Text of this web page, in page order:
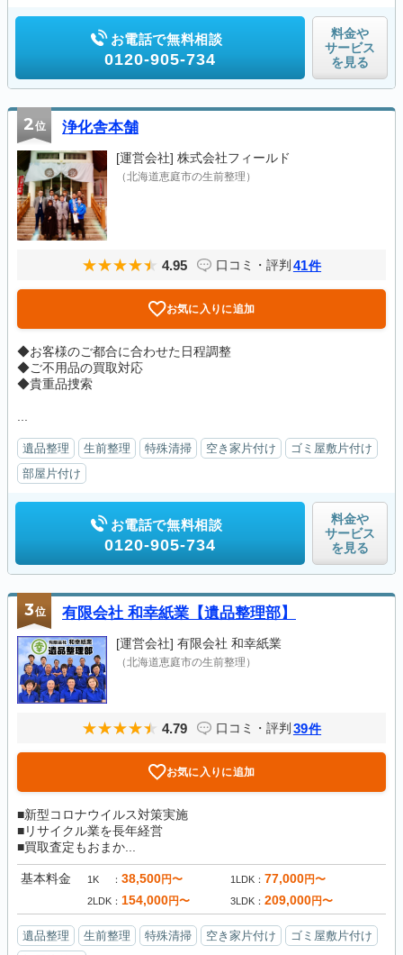
お電話で無料相談
0120-905-734
料金や
サービス
を見る
2位 浄化舎本舗
[運営会社] 株式会社フィールド
（北海道恵庭市の生前整理）
4.95 口コミ・評判 41件
お気に入りに追加
◆お客様のご都合に合わせた日程調整
◆ご不用品の買取対応
◆貴重品捜索
遺品整理 生前整理 特殊清掃 空き家片付け
ゴミ屋敷片付け
部屋片付け
お電話で無料相談
0120-905-734
料金や
サービス
を見る
3位 有限会社 和幸紙業【遺品整理部】
[運営会社] 有限会社 和幸紙業
（北海道恵庭市の生前整理）
4.79 口コミ・評判 39件
お気に入りに追加
■新型コロナウイルス対策実施
■リサイクル業を長年経営
■買取査定もおまか...
基本料金 1K 38,500円〜 1LDK 77,000円〜
2LDK 154,000円〜 3LDK 209,000円〜
遺品整理 生前整理 特殊清掃 空き家片付け
ゴミ屋敷片付け